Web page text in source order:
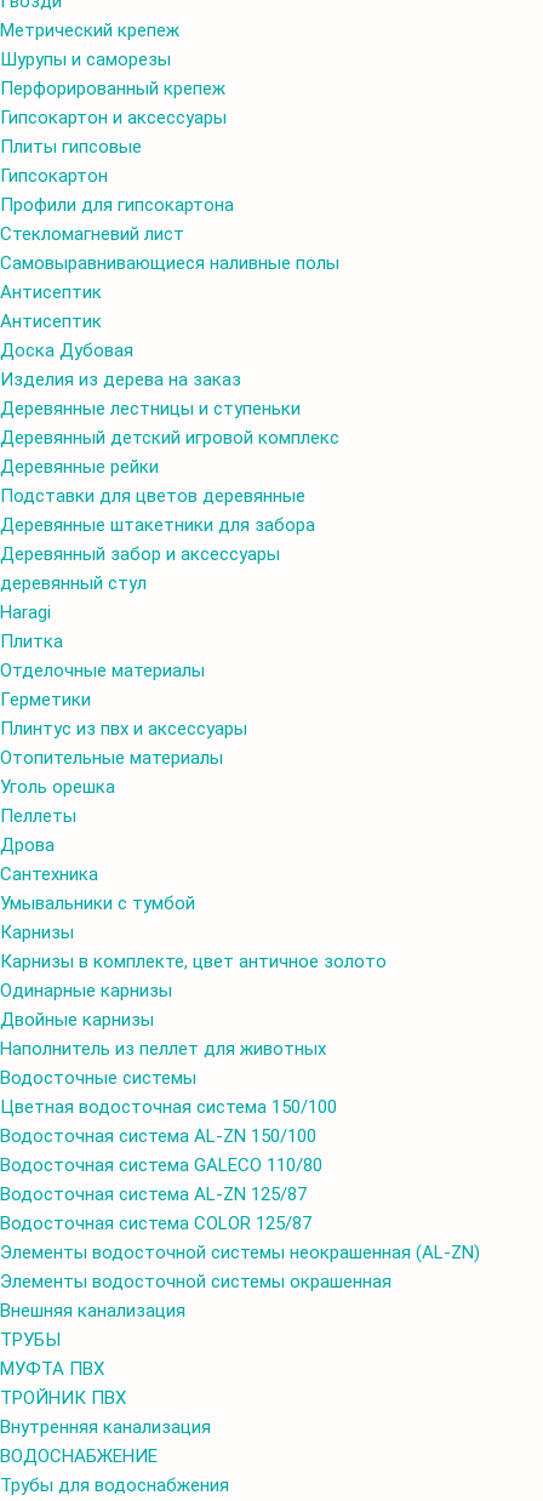
Метрический крепеж
Шурупы и саморезы
Перфорированный крепеж
Гипсокартон и аксессуары
Плиты гипсовые
Гипсокартон
Профили для гипсокартона
Стекломагневий лист
Самовыравнивающиеся наливные полы
Aнтисептик
Aнтисептик
Доска Дубовая
Изделия из дерева на заказ
Деревянные лестницы и ступеньки
Деревянный детский игровой комплекс
Деревянные рейки
Подставки для цветов деревянные
Деревянные штакетники для забора
Деревянный забор и аксессуары
деревянный стул
Haragi
Плитка
Отделочные материалы
Герметики
Плинтус из пвх и аксессуары
Отопительные материалы
Уголь орешка
Пеллеты
Дрова
Сантехника
Умывальники с тумбой
Карнизы
Карнизы в комплекте, цвет античное золото
Одинарные карнизы
Двойные карнизы
Наполнитель из пеллет для животных
Водосточные системы
Цветная водосточная система 150/100
Водосточная система AL-ZN 150/100
Водосточная система GALECO 110/80
Водосточная система AL-ZN 125/87
Водосточная система COLOR 125/87
Элементы водосточной системы неокрашенная (AL-ZN)
Элементы водосточной системы окрашенная
Внешняя канализация
ТРУБЫ
МУФТА ПВХ
ТРОЙНИК ПВХ
Внутренняя канализация
ВОДОСНАБЖЕНИЕ
Трубы для водоснабжения